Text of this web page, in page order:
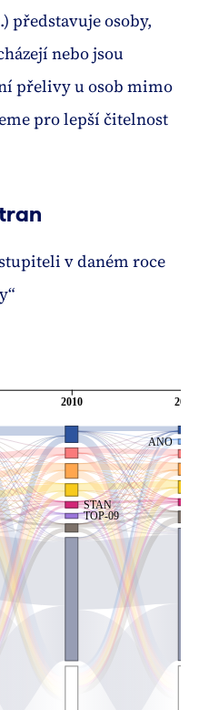
představuje osoby,
nebo jsou
přelivy u osob mimo
pro lepší čitelnost
v daném roce